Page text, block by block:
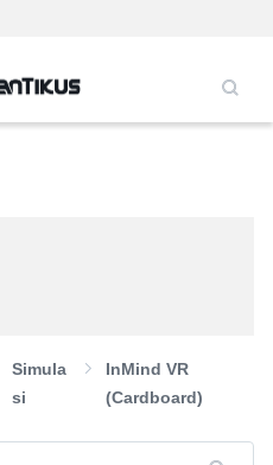
Simula
Si
InMind VR
(Cardboard)